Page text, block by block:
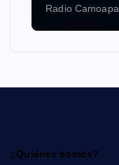
Radio Camoapa
¿Quiénes somos?